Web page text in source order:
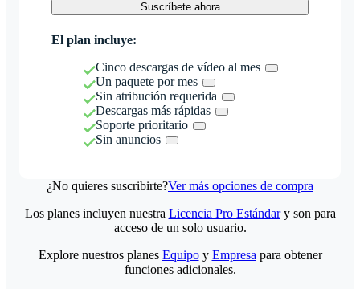
Suscríbete ahora
El plan incluye:
Cinco descargas de vídeo al mes
Un paquete por mes
Sin atribución requerida
Descargas más rápidas
Soporte prioritario
Sin anuncios
¿No quieres suscribirte?Ver más opciones de compra
Los planes incluyen nuestra Licencia Pro Estándary son para
acceso de un solo usuario.
Explore nuestros planes Equipoy Empresa para obtener
funciones adicionales.